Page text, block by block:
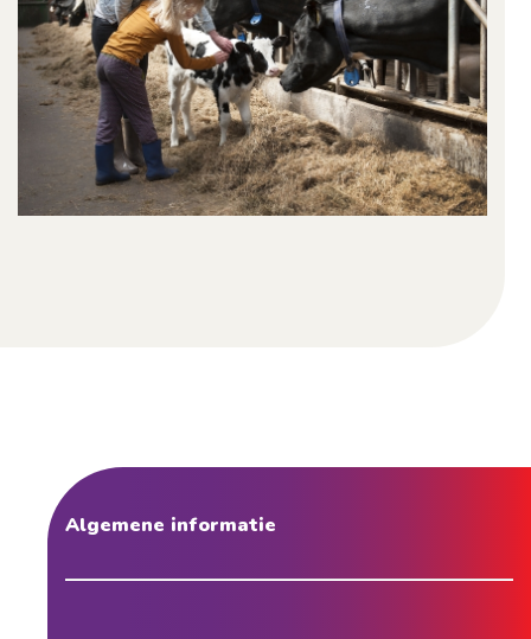
Algemene informatie